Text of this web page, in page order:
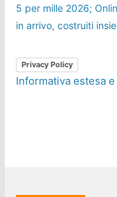
5 per mille 2026;
in arrivo, costruiti
Privacy Policy
Informativa estesa